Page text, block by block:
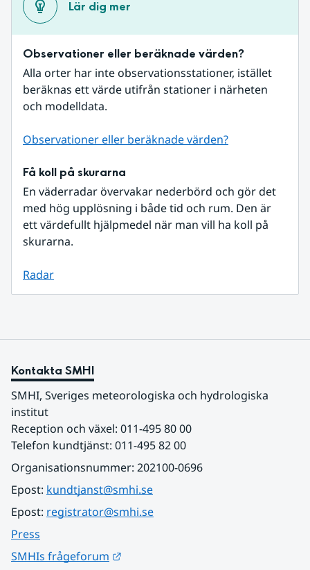
Lär dig mer
Observationer eller beräknade värden?
Alla orter har inte observationsstationer, istället
beräknas ett värde utifrån stationer i närheten
och modelldata.
Observationer eller beräknade värden?
Få koll på skurarna
En väderradar övervakar nederbörd och gör det
med hög upplösning i både tid och rum. Den är
ett värdefullt hjälpmedel när man vill ha koll på
skurarna.
Radar
Kontakta SMHI
SMHI, Sveriges meteorologiska och hydrologiska
institut
Reception och växel: 011-495 80 00
Telefon kundtjänst: 011-495 82 00
Organisationsnummer: 202100-0696
Epost: kundtjanst@smhi.se
Epost: registrator@smhi.se
Press
SMHIs frågeforum